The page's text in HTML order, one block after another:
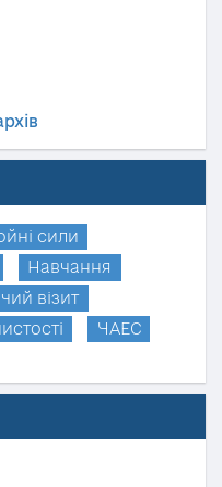
сили
Навчання
візит
ЧАЕС